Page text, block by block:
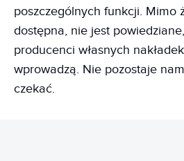
poszczególnych funkcji. Mimo
dostępna, nie jest
producenci własnych
wprowadzą. Nie pozostaje
czekać.